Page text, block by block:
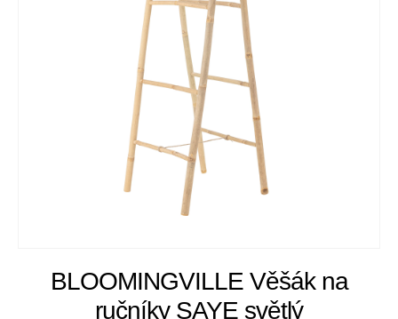
BLOOMINGVILLE Věšák na
ručníky SAYE světlý